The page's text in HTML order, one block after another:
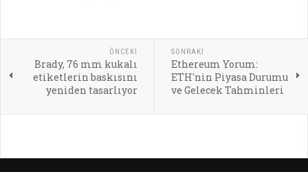
ÖNCEKI
Brady, 76 mm kukalı
etiketlerin baskısını
yeniden tasarlıyor
SONRAKI
Ethereum Yorum:
ETH'nin Piyasa Durumu
ve Gelecek Tahminleri